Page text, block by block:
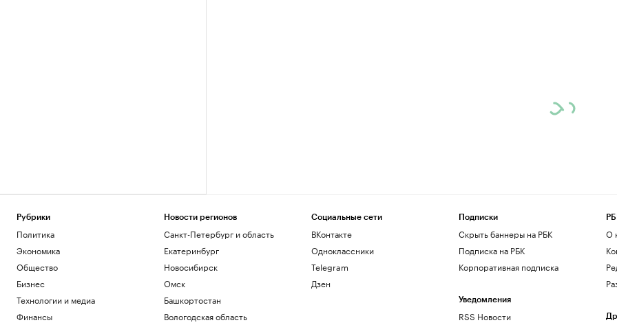
Рубрики
Политика
Экономика
Общество
Бизнес
Технологии и медиа
Финансы
Новости регионов
Санкт-Петербург и область
Екатеринбург
Новосибирск
Омск
Башкортостан
Вологодская область
Социальные сети
ВКонтакте
Одноклассники
Telegram
Дзен
Подписки
Скрыть баннеры на РБК
Подписка на РБК
Корпоративная подписка
Уведомления
RSS Новости
О